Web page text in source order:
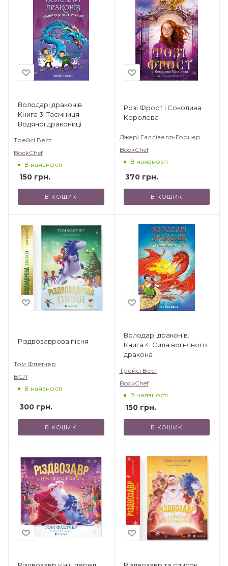
Володарі драконів.
Книга 3: Таємниця
Водяної дракониці
Трейсі Вест
BookChef
В наявності
150 грн.
В КОШИК
Розі Фрост і Соколина
Королева
Джері Галлівелл-Горнер
BookChef
В наявності
370грн.
В КОШИК
Різдвозаврова пісня
Том Флетчер
ВСЛ
В наявності
300 грн.
В КОШИК
Володарі драконів.
Книга 4: Сила вогняного
дракона
Трейсі Вест
BookChef
В наявності
150грн.
В КОШИК